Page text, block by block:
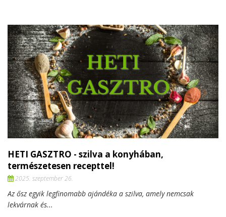
HETI GASZTRO - szilva a konyhában,
természetesen recepttel!
2025. szeptember 26.
Az ősz egyik legfinomabb ajándéka a szilva, amely nemcsak
lekvárnak és...